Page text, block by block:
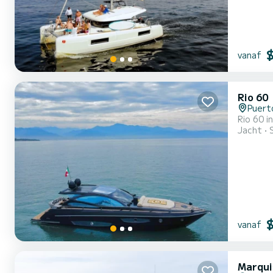
vanaf
Rio 60
Rio 60
Jacht
vanaf